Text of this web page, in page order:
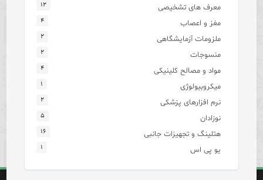
معرف های تشخیصی ۱۲
مغز و اعصاب ۴
ملزومات آزمایشگاهی ۲
منسوجات ۲
مواد و مصالح کلینیکی ۴
میکروبیولوژی ۱
نرم افزارهای پزشکی ۲
نوزادان ۵
هتلینگ و تجهیزات جانبی ۱۶
یو پی اس ۱